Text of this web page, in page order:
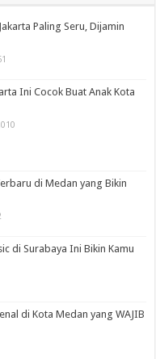
Paling Seru, Dijamin
Ini Cocok Buat Anak Kota
di Medan yang Bikin
di Surabaya Ini Bikin Kamu
di Kota Medan yang WAJIB